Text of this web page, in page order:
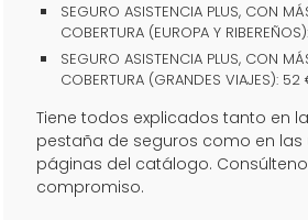
SEGURO ASISTENCIA PLUS, CON
COBERTURA (EUROPA Y
SEGURO ASISTENCIA PLUS, CON
COBERTURA (GRANDES VIAJES): 52
Tiene todos explicados tanto en la
pestaña de seguros como en las
páginas del catálogo.
compromiso.